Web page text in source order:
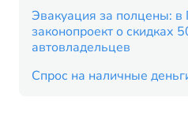
Эвакуация за полцены: в
законопроект о скидках
автовладельцев
Спрос на наличные